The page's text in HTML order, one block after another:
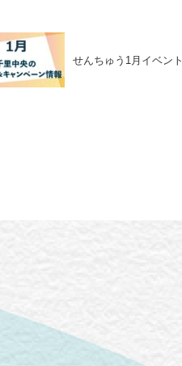
せんちゅう1月イベント